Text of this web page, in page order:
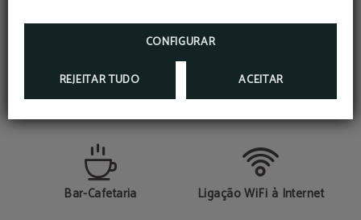
CONFIGURAR
REJEITAR TUDO ACEITAR
E MUITOS MAIS...
Bar-Cafetaria Ligação WiFi à Internet